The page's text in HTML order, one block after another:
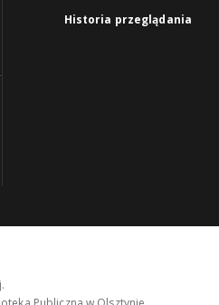
Historia przeglądania